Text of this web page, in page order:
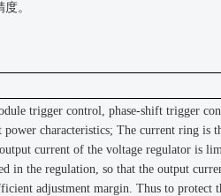
。
trigger control, phase-shift trigger
power characteristics; The current ring
current of the voltage regulator is
in the regulation, so that the output
adjustment margin. Thus to protect